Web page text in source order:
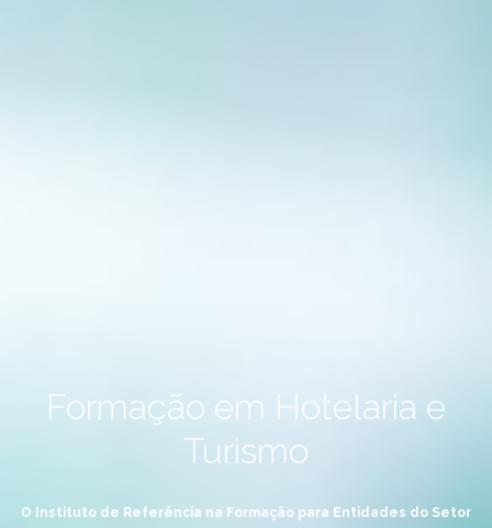
Formação em Hotelaria e
Turismo
O Instituto de Referência na Formação para Entidades do Setor